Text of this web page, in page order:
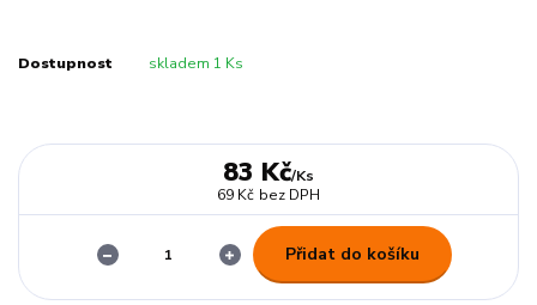
Dostupnost skladem 1 Ks
83 Kč/Ks
69 Kč bez DPH
Přidat do košíku